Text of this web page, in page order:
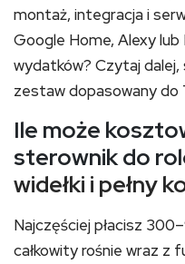
montaż, integracja i
Google Home, Alexy
wydatków? Czytaj dalej,
zestaw dopasowany do
Ile może
sterownik do
widełki i pełny
Najczęściej płacisz
całkowity rośnie wraz z